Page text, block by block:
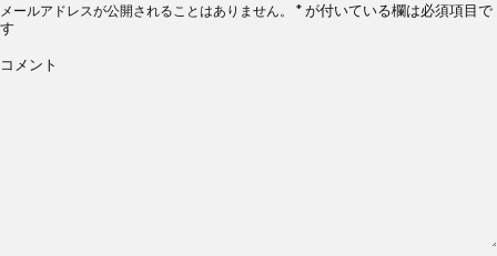
メールアドレスが公開されることはありません。 *が付いている欄は必須項目で
す
コメント